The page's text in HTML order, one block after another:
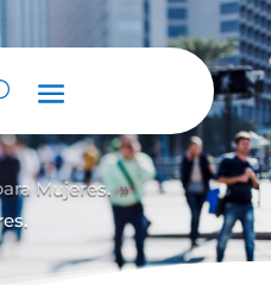
Mujeres. 9